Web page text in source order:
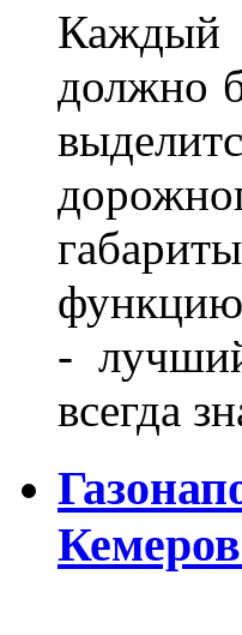
Каждый
должно
-
всегда